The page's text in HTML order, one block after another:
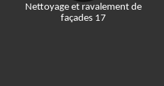
Nettoyage et ravalement de
façades 17